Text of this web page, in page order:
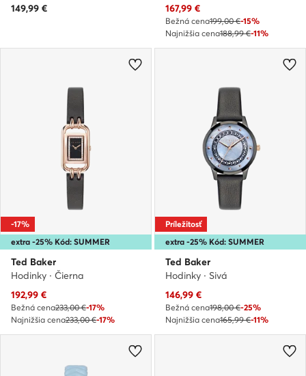
149,99 €
Aktuálna cena
167,99 €
Bežná cena199,00 €-15%
Najnižšia cena188,99 €-11%
extra -25% Kód: SUMMER
-17%
Ted Baker
Hodinky · Čierna
Aktuálna cena
192,99 €
Bežná cena233,00 €-17%
Najnižšia cena233,00 €-17%
extra -25% Kód: SUMMER
Príležitosť
Ted Baker
Hodinky · Sivá
Aktuálna cena
146,99 €
Bežná cena198,00 €-25%
Najnižšia cena165,99 €-11%